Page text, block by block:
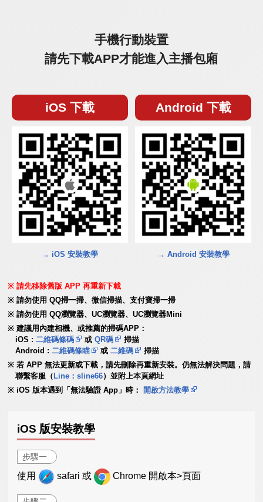
手機行動裝置
請先下載APP才能進入主播包廂
iOS 下載
→ iOS 安裝教學
Android 下載
→ Android 安裝教學
請先移除舊版 APP 再重新下載
請勿使用 QQ掃一掃、微信掃描、支付寶掃一掃
請勿使用 QQ瀏覽器、UC瀏覽器、UC瀏覽器Mini
建議用內建相機、或推薦的掃碼APP：
iOS :二維碼條碼 或QR碼
掃描
Android :二維碼條瞄 或二維碼
掃描
若 APP 無法更新或下載，請先刪除再重新安裝。仍無法解決問題，請
聯繫客服（ Line：sline66）並附上本頁網址
iOS 版本遇到「無法驗證 App」時：
開啟方法教學
iOS 版安裝教學
步驟一
使用 safari 或 Chrome 開啟本>頁面